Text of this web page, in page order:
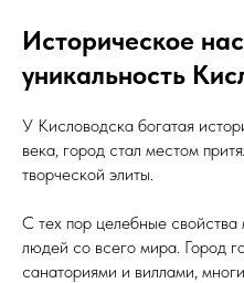
Историческое
уникальность
У Кисловодска богатая
века, город стал местом
творческой элиты.
С тех пор целебные
людей со всего мира. Город
санаториями и виллами,